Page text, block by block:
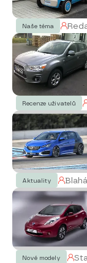
Naše téma
Recenze uživatelů
Aktuality
Nové modely